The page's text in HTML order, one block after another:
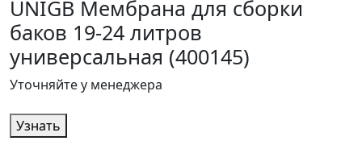
UNIGB Мембрана для сборки
баков 19-24 литров
универсальная (400145)
Уточняйте у менеджера
Узнать